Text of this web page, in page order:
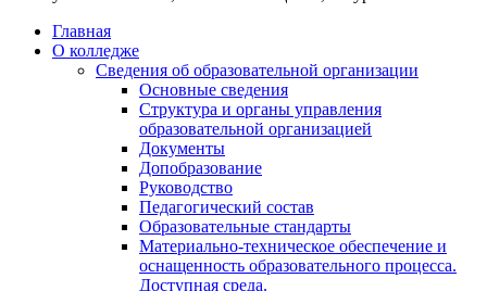
Главная
О колледже
Сведения об образовательной организации
Основные сведения
Структура и органы управления
образовательной организацией
Документы
Допобразование
Руководство
Педагогический состав
Образовательные стандарты
Материально-техническое обеспечение и
оснащенность образовательного процесса.
Доступная среда.